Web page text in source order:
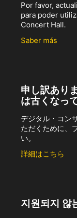
Por favor,
para poder
Concert Hall.
Saber más
申し訳あり
は古くなっ
デジタル・コン
ただくために、
い。
詳細はこちら
지원되지 않